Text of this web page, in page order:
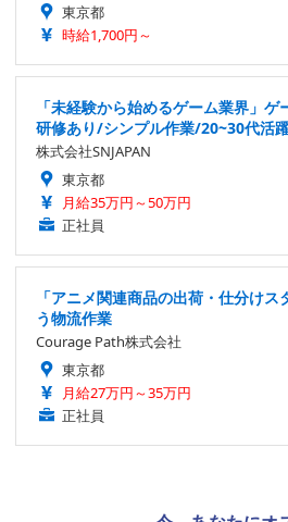
東京都
時給1,700円～
「未経験から始めるゲーム業界」
研修あり/シンプル作業/20~30代活
株式会社SNJAPAN
東京都
月給35万円～50万円
正社員
「アニメ関連商品の出荷・仕分け
う物流作業
Courage Path株式会社
東京都
月給27万円～35万円
正社員